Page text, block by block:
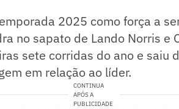
2025 como força a
no sapato de Lando Norris e
sete corridas do ano e saiu
em relação ao líder.
CONTINUA
APÓS A
PUBLICIDADE